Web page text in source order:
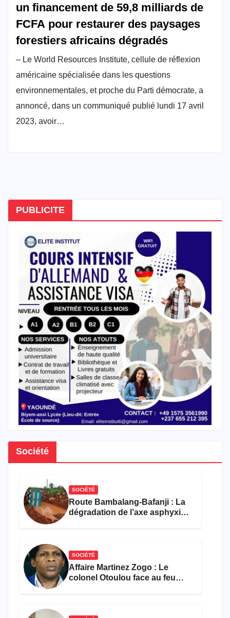
un financement de 59,8 milliards de
FCFA pour restaurer des paysages
forestiers africains dégradés
– Le World Resources Institute, cellule de réflexion
américaine spécialisée dans les questions
environnementales, et proche du Parti démocrate, a
annoncé, dans un communiqué publié lundi 17 avril
2023, avoir…
PUBLICITE
Société
SOCIÉTÉ
Route Bambalang-Bafanji : La
dégradation de l’axe asphyxie
SOCIÉTÉ
Affaire Martinez Zogo : Le
colonel Otoulou face au feu